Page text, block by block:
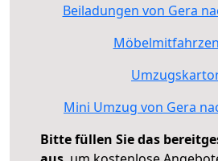
Beiladungen von Gera
Mini Umzug von Gera
Bitte füllen Sie das